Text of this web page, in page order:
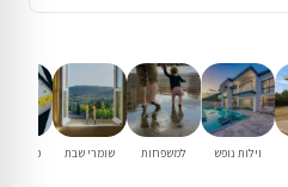
וילות נופש למשפחות שומרי שבת
פנוי